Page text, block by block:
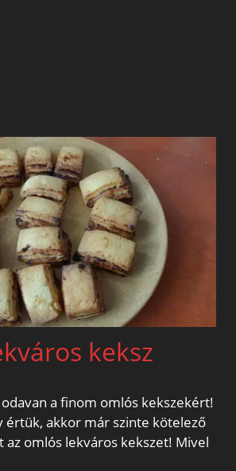
keksz
a finom omlós kekszekért!
értük, akkor már szinte kötelező
az omlós lekváros kekszet! Mivel